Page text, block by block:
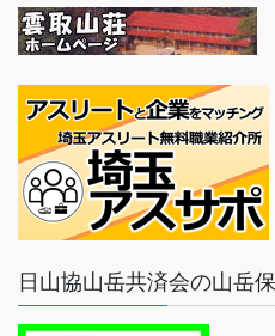
日山協山岳共済会の山岳